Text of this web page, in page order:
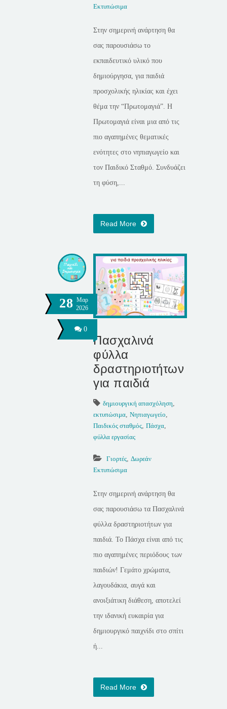
Εκτυπώσιμα
Στην σημερινή ανάρτηση θα
σας παρουσιάσω το
εκπαιδευτικό υλικό που
δημιούργησα, για παιδιά
προσχολικής ηλικίας και έχει
θέμα την “Πρωτομαγιά”. Η
Πρωτομαγιά είναι μια από τις
πιο αγαπημένες θεματικές
ενότητες στο νηπιαγωγείο και
τον Παιδικό Σταθμό. Συνδυάζει
τη φύση,...
Read More
28 Μαρ
2026
0
Πασχαλινά
φύλλα
δραστηριοτήτων
για παιδιά
δημιουργική απασχόληση
εκτυπώσιμα Νηπιαγωγείο
Παιδικός σταθμός Πάσχα
φύλλα εργασίας
Γιορτές Δωρεάν
Εκτυπώσιμα
Στην σημερινή ανάρτηση θα
σας παρουσιάσω τα Πασχαλινά
φύλλα δραστηριοτήτων για
παιδιά. Το Πάσχα είναι από τις
πιο αγαπημένες περιόδους των
παιδιών! Γεμάτο χρώματα,
λαγουδάκια, αυγά και
ανοιξιάτικη διάθεση, αποτελεί
την ιδανική ευκαιρία για
δημιουργικό παιχνίδι στο σπίτι
ή...
Read More